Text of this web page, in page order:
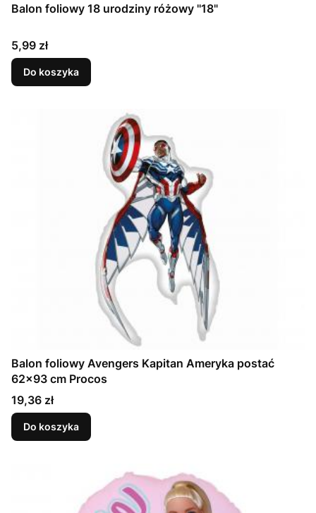
Balon foliowy 18 urodziny różowy ''18"
Cena
5,99 zł
Do koszyka
Balon foliowy Avengers Kapitan Ameryka postać
62x93 cm Procos
Cena
19,36 zł
Do koszyka